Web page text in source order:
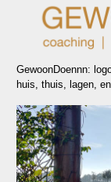
GewoonDoennn:
huis, thuis, lagen,